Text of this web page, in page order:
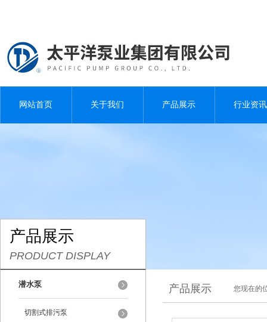
网站首页 关于我们 产品展示 行业资讯
产品展示
PRODUCT DISPLAY
潜水泵
切割式排污泵
产品展示 您现在的